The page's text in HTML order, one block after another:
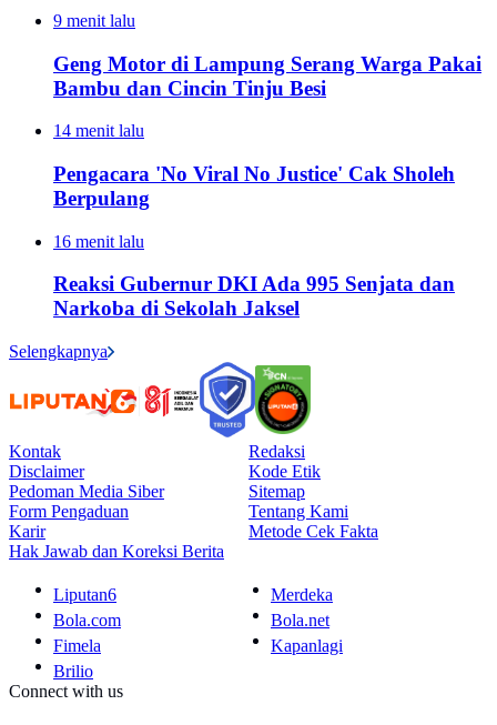
9 menit lalu
Geng Motor di Lampung Serang Warga Pakai
Bambu dan Cincin Tinju Besi
14 menit lalu
Pengacara 'No Viral No Justice' Cak Sholeh
Berpulang
16 menit lalu
Reaksi Gubernur DKI Ada 995 Senjata dan
Narkoba di Sekolah Jaksel
Selengkapnya
Kontak
Redaksi
Disclaimer
Kode Etik
Pedoman Media Siber
Sitemap
Form Pengaduan
Tentang Kami
Karir
Metode Cek Fakta
Hak Jawab dan Koreksi Berita
Liputan6
Merdeka
Bola.com
Bola.net
Fimela
Kapanlagi
Brilio
Connect with us